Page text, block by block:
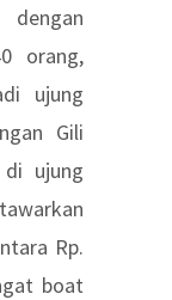
orang,
ujung
Gili
ujung
Rp.
boat